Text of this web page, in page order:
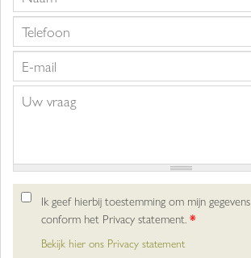
Ik geef hierbij toestemming om mijn
conform het Privacy statement.*
Bekijk hier ons Privacy statement